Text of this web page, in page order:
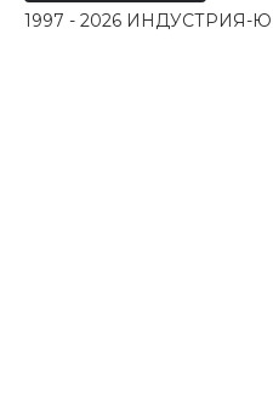
1997 - 2026 ИНДУСТРИЯ-